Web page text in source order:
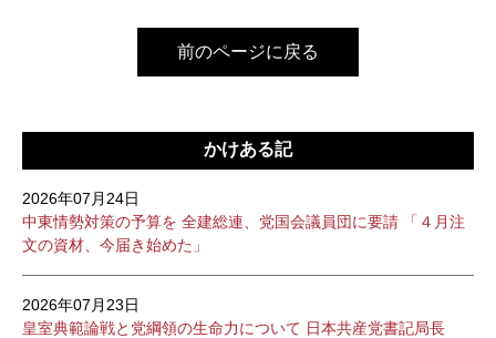
前のページに戻る
かけある記
2026年07月24日
中東情勢対策の予算を 全建総連、党国会議員団に要請 「４月注
文の資材、今届き始めた」
2026年07月23日
皇室典範論戦と党綱領の生命力について 日本共産党書記局長